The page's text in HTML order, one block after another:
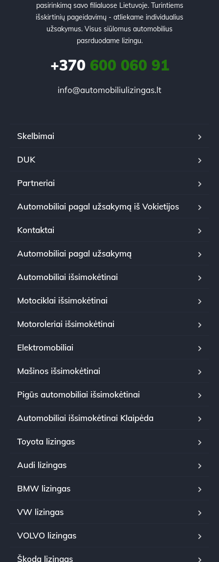
pasirinkimą savo filialuose Lietuvoje. Turintiems
išskirtinių pageidavimų - atliekame individualius
užsakymus. Visus siūlomus automobilius
pasrduodame lizingu.
+370600 060 91
info@automobiliulizingas.lt
Skelbimai
DUK
Partneriai
Automobiliai pagal užsakymą iš Vokietijos
Kontaktai
Automobiliai pagal užsakymą
Automobiliai išsimokėtinai
Motociklai išsimokėtinai
Motoroleriai išsimokėtinai
Elektromobiliai
Mašinos išsimokėtinai
Pigūs automobiliai išsimokėtinai
Automobiliai išsimokėtinai Klaipėda
Toyota lizingas
Audi lizingas
BMW lizingas
VW lizingas
VOLVO lizingas
Škoda lizingas